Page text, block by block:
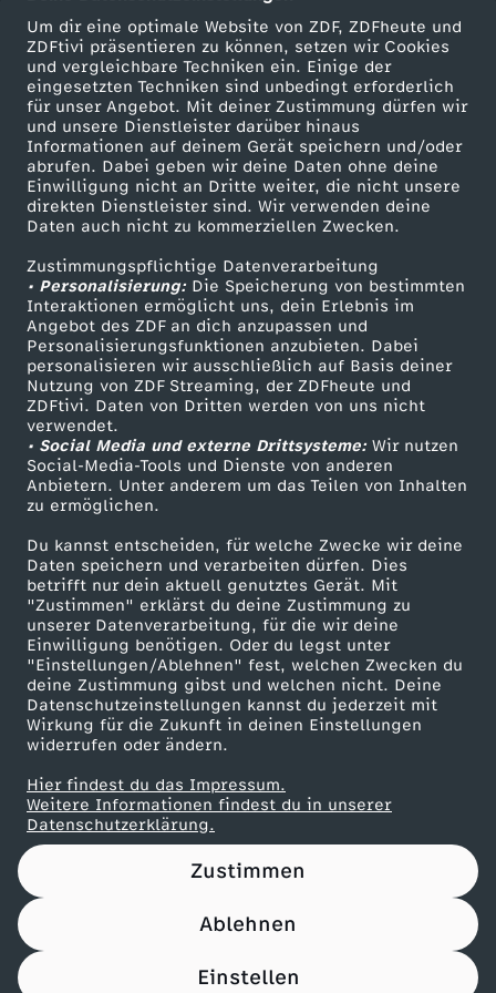
Um dir eine optimale Website von ZDF, ZDFheute und
ZDFtivi präsentieren zu können, setzen wir Cookies
und vergleichbare Techniken ein. Einige der
eingesetzten Techniken sind unbedingt erforderlich
für unser Angebot. Mit deiner Zustimmung dürfen wir
und unsere Dienstleister darüber hinaus
Informationen auf deinem Gerät speichern und/oder
abrufen. Dabei geben wir deine Daten ohne deine
Einwilligung nicht an Dritte weiter, die nicht unsere
direkten Dienstleister sind. Wir verwenden deine
Daten auch nicht zu kommerziellen Zwecken.
Zustimmungspflichtige Datenverarbeitung
• Personalisierung:Die Speicherung von bestimmten
Interaktionen ermöglicht uns, dein Erlebnis im
Angebot des ZDF an dich anzupassen und
Personalisierungsfunktionen anzubieten. Dabei
personalisieren wir ausschließlich auf Basis deiner
Nutzung von ZDF Streaming, der ZDFheute und
ZDFtivi. Daten von Dritten werden von uns nicht
verwendet.
• Social Media und externe Drittsysteme:Wir nutzen
Social-Media-Tools und Dienste von anderen
Anbietern. Unter anderem um das Teilen von Inhalten
zu ermöglichen.
Du kannst entscheiden, für welche Zwecke wir deine
Daten speichern und verarbeiten dürfen. Dies
betrifft nur dein aktuell genutztes Gerät. Mit
"Zustimmen" erklärst du deine Zustimmung zu
unserer Datenverarbeitung, für die wir deine
Einwilligung benötigen. Oder du legst unter
"Einstellungen/Ablehnen" fest, welchen Zwecken du
deine Zustimmung gibst und welchen nicht. Deine
Datenschutzeinstellungen kannst du jederzeit mit
Wirkung für die Zukunft in deinen Einstellungen
widerrufen oder ändern.
Hier findest du das Impressum.
Weitere Informationen findest du in unserer
Datenschutzerklärung.
Zustimmen
Ablehnen
Einstellen
Filtern
Mehr ZDF
ZDF-Apps
Smart TV
ZDFtext
Livestreams
Sendungen A-Z
TV-Programm
Service
ZDFmitreden
Kontakt zum ZDF
Tickets
Zuschauerservice
Hilfe
ZDF Unternehmen
Karriere
ZDF goes Schule
Werbefernsehen
Mainzelmännchen
Partner
Nutzungsbedingungen
Impressum